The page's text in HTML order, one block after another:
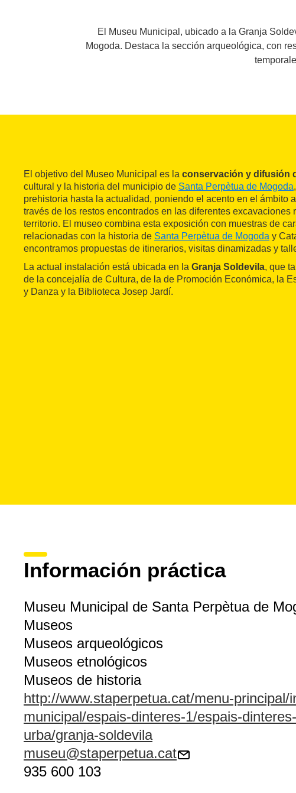
El Museu Municipal, ubicado a la Granja
Mogoda. Destaca la sección arqueológica, con
El objetivo del Museo Municipal es la conservación y difusión
cultural y la historia del municipio de Santa Perpètua de Mogoda
prehistoria hasta la actualidad, poniendo el acento en el ámbito
través de los restos encontrados en las diferentes excavaciones
territorio. El museo combina esta exposición con muestras de
relacionadas con la historia de Santa Perpètua de Mogoda y
encontramos propuestas de itinerarios, visitas dinamizadas y
La actual instalación está ubicada en la Granja Soldevila, que
de la concejalía de Cultura, de la de Promoción Económica, la
y Danza y la Biblioteca Josep Jardí.
Información práctica
Museu Municipal de Santa Perpètua de
Museos
Museos arqueológicos
Museos etnológicos
Museos de historia
http://www.staperpetua.cat/menu-principal/
municipal/espais-dinteres-1/espais-
urba/granja-soldevila
museu@staperpetua.cat
935 600 103